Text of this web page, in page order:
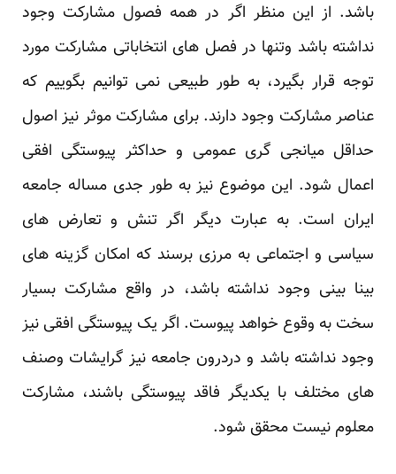
باشد. از این منظر اگر در همه فصول مشارکت وجود
‏نداشته باشد وتنها در فصل های انتخاباتی مشارکت مورد
توجه قرار بگیرد، به طور طبیعی نمی توانیم بگوییم ‏که
عناصر مشارکت وجود دارند. برای مشارکت موثر نیز اصول
حداقل میانجی گری عمومی و حداکثر ‏پیوستگی افقی
اعمال شود. این موضوع نیز به طور جدی مساله جامعه
ایران است. به عبارت دیگر اگر تنش ‏و تعارض های
سیاسی و اجتماعی به مرزی برسند که امکان گزینه های
بینا بینی وجود نداشته باشد، در واقع ‏مشارکت بسیار
سخت به وقوع خواهد پیوست. اگر یک پیوستگی افقی نیز
وجود نداشته باشد و دردرون جامعه ‏نیز گرایشات وصنف
های مختلف با یکدیگر فاقد پیوستگی باشند، مشارکت
معلوم نیست محقق شود. ‏